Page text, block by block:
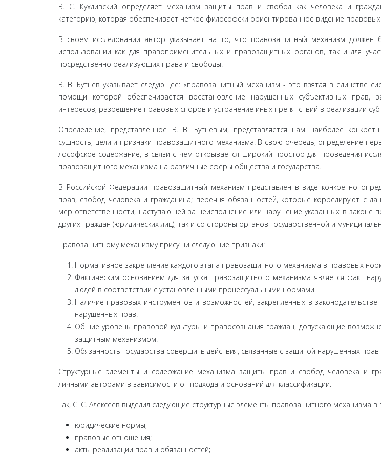
В. С. Кухливский определяет механизм за­щиты прав и свобод как человека и
категорию, которая обеспечивает четкое философски ориентированное видение правовых
В своем исследовании автор указывает на то, что право­защитный механизм должен
использовании как для правоприменительных и правоза­щитных органов, так и для
посредственно реализующих права и свободы.
В. В. Бутнев указывает следующее: «правозащитный механизм - это взятая в единстве
помощи которой обеспечивается восстановление на­рушенных субъективных прав,
интересов, разрешение правовых споров и устранение иных препятствий в реализации
Определение, представленное В. В. Бутневым, представ­ляется нам наиболее
сущность, цели и признаки правозащитного механизма. В свою очередь, определение
лософское содержание, в связи с чем открывается широкий простор для проведения
правозащитного механизма на различные сферы общества и государства.
В Российской Федерации правозащитный механизм представлен в виде конкретно
прав, свобод человека и гражданина; перечня обязанно­стей, которые коррелируют с
мер ответственности, наступающей за неисполнение или нарушение указанных в законе
других граждан (юридических лиц), так и со стороны органов государственной и
Правозащитному механизму присущи следующие при­знаки:
Нормативное закрепление каждого этапа правоза­щитного механизма в правовых
Фактическим основанием для запуска правозащитно­го механизма является факт
людей в соответствии с установленными процессуальными нормами.
Наличие правовых инструментов и возможностей, за­крепленных в
нарушенных прав.
Общие уровень правовой культуры и правосознания граждан, допускающие
защитным механизмом.
Обязанность государства совершить действия, связан­ные с защитой нарушенных
Структурные элементы и содержание механизма защи­ты прав и свобод человека и
личными авторами в зависимости от подхода и оснований для классификации.
Так, С. С. Алексеев выделил следующие структурные элементы правозащитного механизма в
юридические нормы;
правовые отношения;
акты реализации прав и обязанностей;